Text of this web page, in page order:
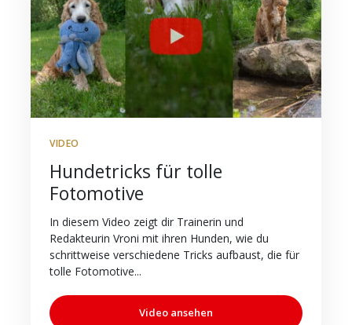
VIDEO
Hundetricks für tolle
Fotomotive
In diesem Video zeigt dir Trainerin und
Redakteurin Vroni mit ihren Hunden, wie du
schrittweise verschiedene Tricks aufbaust, die für
tolle Fotomotive...
Video ansehen